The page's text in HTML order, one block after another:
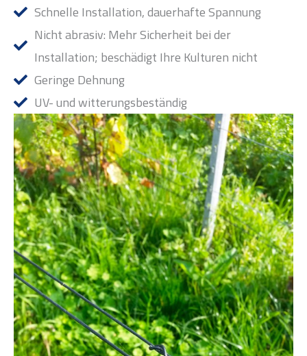
Schnelle Installation, dauerhafte Spannung
Nicht abrasiv: Mehr Sicherheit bei der
Installation; beschädigt Ihre Kulturen nicht
Geringe Dehnung
UV- und witterungsbeständig